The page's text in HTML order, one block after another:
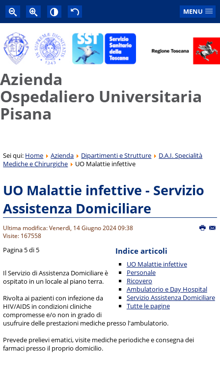
MENU
Azienda
Ospedaliero Universitaria
Pisana
Sei qui: Home Azienda Dipartimenti e Strutture
D.A.I. Specialità
Mediche e Chirurgiche
UO Malattie infettive
UO Malattie infettive - Servizio
Assistenza Domiciliare
Ultima modifica: Venerdì, 14 Giugno 2024 09:38
Visite: 167558
Indice articoli
UO Malattie infettive
Personale
Ricovero
Ambulatorio e Day Hospital
Servizio Assistenza Domiciliare
Tutte le pagine
Pagina 5 di 5
Il Servizio di Assistenza Domiciliare è
ospitato in un locale al piano terra.
Rivolta ai pazienti con infezione da
HIV/AIDS in condizioni cliniche
compromesse e/o non in grado di
usufruire delle prestazioni mediche presso l'ambulatorio.
Prevede prelievi ematici, visite mediche periodiche e consegna dei
farmaci presso il proprio domicilio.